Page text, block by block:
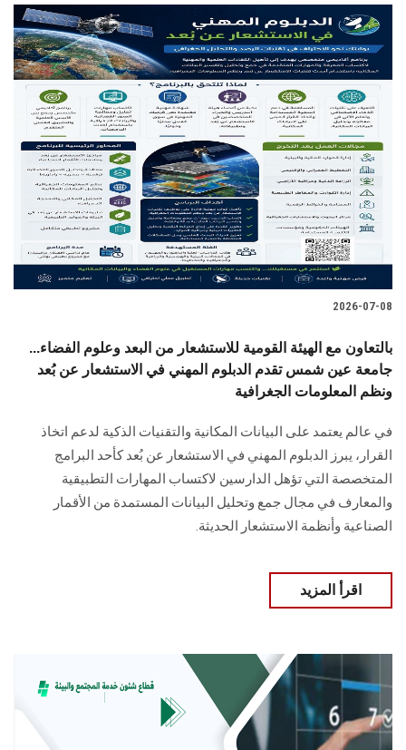
2026-07-08
بالتعاون مع الهيئة القومية للاستشعار من البعد وعلوم الفضاء...
جامعة عين شمس تقدم الدبلوم المهني في الاستشعار عن بُعد
ونظم المعلومات الجغرافية
في عالم يعتمد على البيانات المكانية والتقنيات الذكية لدعم اتخاذ
القرار، يبرز الدبلوم المهني في الاستشعار عن بُعد كأحد البرامج
المتخصصة التي تؤهل الدارسين لاكتساب المهارات التطبيقية
والمعارف في مجال جمع وتحليل البيانات المستمدة من الأقمار
الصناعية وأنظمة الاستشعار الحديثة.
اقرأ المزيد